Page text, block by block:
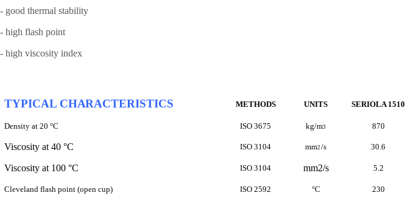
- good thermal stability
- high flash point
- high viscosity index
TYPICAL CHARACTERISTICS METHODS UNITS SERIOLA 1510
Density at 20 °C ISO 3675 kg/m3 870
Viscosity at 40 °C ISO 3104 mm2 /s 30.6
Viscosity at 100 °C ISO 3104 mm2/s 5.2
Cleveland flash point (open cup) ISO 2592 °C 230